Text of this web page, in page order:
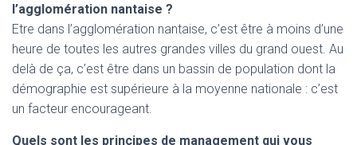
l’agglomération nantaise ?
Etre dans l’agglomération nantaise, c’est être à moins d’une
heure de toutes les autres grandes villes du grand ouest. Au
delà de ça, c’est être dans un bassin de population dont la
démographie est supérieure à la moyenne nationale : c’est
un facteur encourageant.
Quels sont les principes de management qui vous